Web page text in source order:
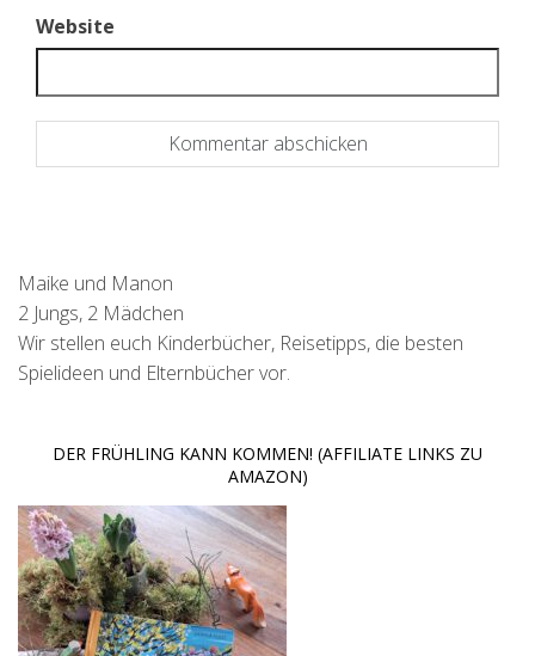
Website
Maike und Manon
2 Jungs, 2 Mädchen
Wir stellen euch Kinderbücher, Reisetipps, die besten
Spielideen und Elternbücher vor.
DER FRÜHLING KANN KOMMEN! (AFFILIATE LINKS ZU
AMAZON)